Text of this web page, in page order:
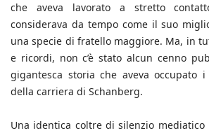
che aveva lavorato a stretto
considerava da tempo come il suo
una specie di fratello maggiore. Ma, in
e ricordi, non c’è stato alcun cenno
gigantesca storia che aveva occupato
della carriera di Schanberg.
Una identica coltre di silenzio